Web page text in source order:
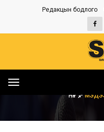
Редакцын бодлого
Toggle
НҮҮР